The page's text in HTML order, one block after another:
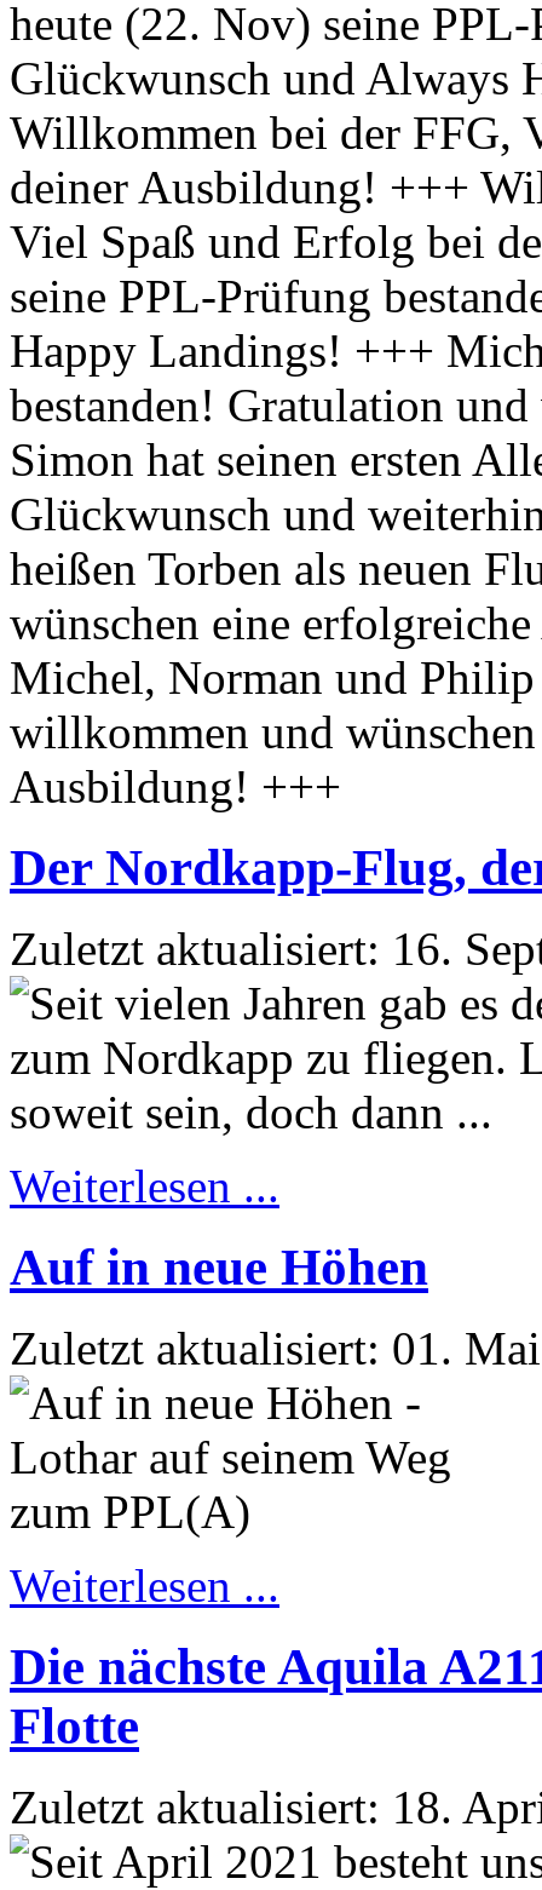
Der Nordkapp-Flug,
Zuletzt aktualisiert: 16.
Weiterlesen ...
Auf in neue Höhen
Zuletzt aktualisiert: 01.
Weiterlesen ...
Die nächste Aquila
Flotte
Zuletzt aktualisiert: 18.